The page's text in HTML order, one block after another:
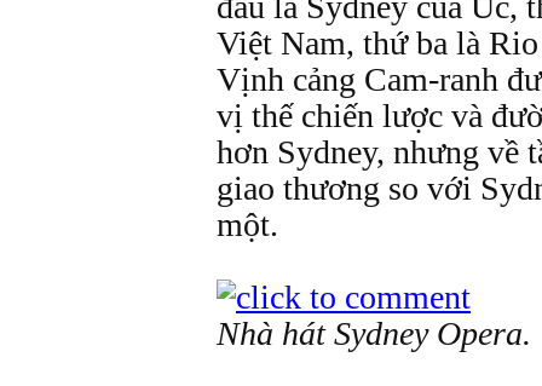
Việt Nam, thứ ba là
Vịnh cảng Cam-ranh
vị thế chiến lược và
hơn Sydney, nhưng về
giao thương so với
một.
Nhà hát Sydney Opera.